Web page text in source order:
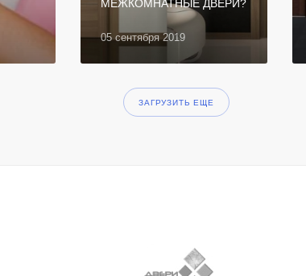
05 сентября 2019
МЕЖКОМНАТНЫЕ ДВЕРИ?
ЗАГРУЗИТЬ ЕЩЕ